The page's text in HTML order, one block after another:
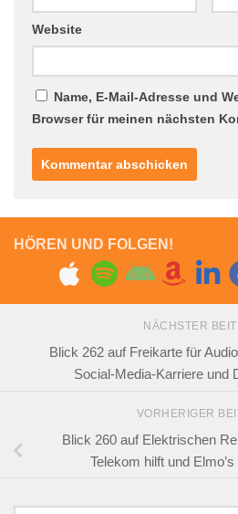
Website
Name, E-Mail-Adresse und
Browser für meinen nächsten
HÖREN UND FOLGEN!
NÄCHSTER
Blick 262 auf Freikarte für
Social-Media-Karriere und
VORHERIGER
Blick 260 auf Elektrischen
Telekom hilft und